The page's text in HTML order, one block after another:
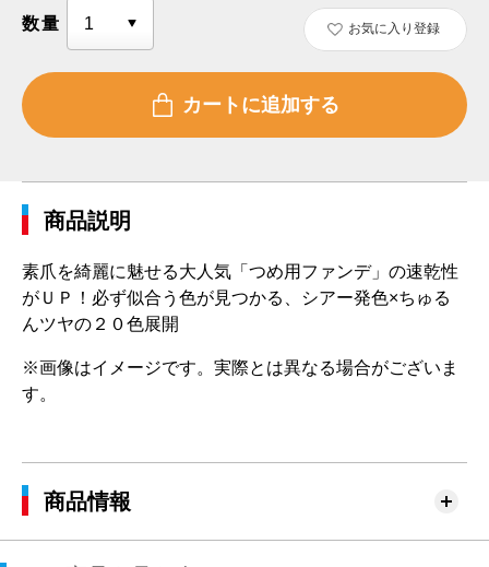
数量 お気に入り登録
商品説明
素爪を綺麗に魅せる大人気「つめ用ファンデ」の速乾性
がＵＰ！必ず似合う色が見つかる、シアー発色×ちゅる
んツヤの２０色展開
※画像はイメージです。実際とは異なる場合がございま
す。
商品情報